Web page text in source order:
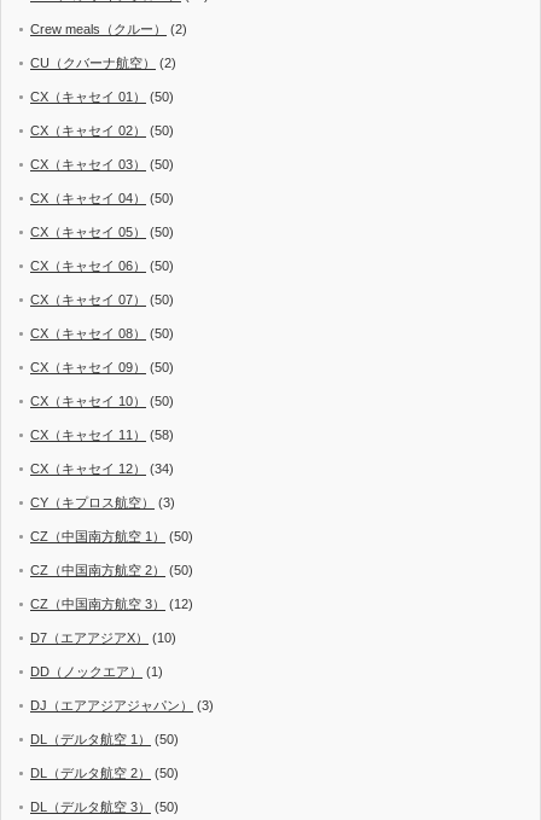
Crew meals（クルー） (2)
CU（クバーナ航空） (2)
CX（キャセイ 01） (50)
CX（キャセイ 02） (50)
CX（キャセイ 03） (50)
CX（キャセイ 04） (50)
CX（キャセイ 05） (50)
CX（キャセイ 06） (50)
CX（キャセイ 07） (50)
CX（キャセイ 08） (50)
CX（キャセイ 09） (50)
CX（キャセイ 10） (50)
CX（キャセイ 11） (58)
CX（キャセイ 12） (34)
CY（キプロス航空） (3)
CZ（中国南方航空 1） (50)
CZ（中国南方航空 2） (50)
CZ（中国南方航空 3） (12)
D7（エアアジアX） (10)
DD（ノックエア） (1)
DJ（エアアジアジャパン） (3)
DL（デルタ航空 1） (50)
DL（デルタ航空 2） (50)
DL（デルタ航空 3） (50)